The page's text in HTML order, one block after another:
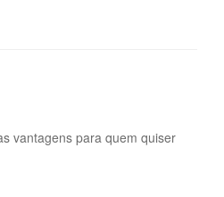
vantagens para quem quiser